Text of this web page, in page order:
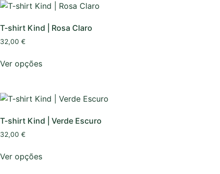
T-shirt Kind | Rosa Claro
32,00 €
Ver opções
T-shirt Kind | Verde Escuro
32,00 €
Ver opções